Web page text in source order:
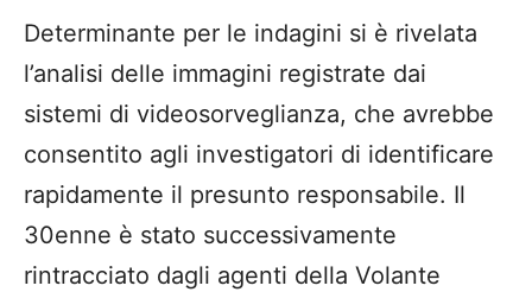
Determinante per le indagini si è rivelata
l’analisi delle immagini registrate dai
sistemi di videosorveglianza, che avrebbe
consentito agli investigatori di identificare
rapidamente il presunto responsabile. Il
30enne è stato successivamente
rintracciato dagli agenti della Volante